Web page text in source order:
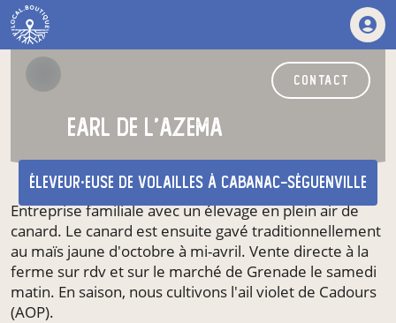
contact
earl de l'azema
éleveur·euse de volailles à Cabanac-Séguenville
Entreprise familiale avec un élevage en plein air de
canard. Le canard est ensuite gavé traditionnellement
au maïs jaune d'octobre à mi-avril. Vente directe à la
ferme sur rdv et sur le marché de Grenade le samedi
matin. En saison, nous cultivons l'ail violet de Cadours
(AOP).